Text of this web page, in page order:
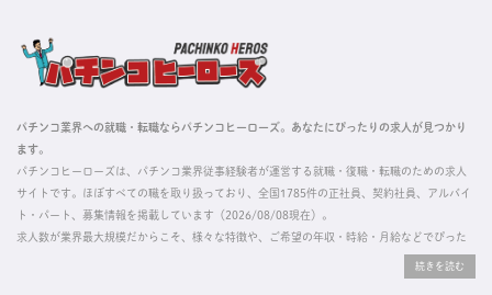
パチンコ業界への就職・転職ならパチンコヒーローズ。あなたにぴったりの求人が見つかり
ます。
パチンコヒーローズは、パチンコ業界従事経験者が運営する就職・復職・転職のための求人
サイトです。ほぼすべての職を取り扱っており、全国1785件の正社員、契約社員、アルバイ
ト・パート、募集情報を掲載しています（2026/08/08現在）。
求人数が業界最大規模だからこそ、様々な特徴や、ご希望の年収・時給・月給などでぴった
掲載している求人は、すべて契約法人様から寄せられた正規の求人情報です。応募いただい